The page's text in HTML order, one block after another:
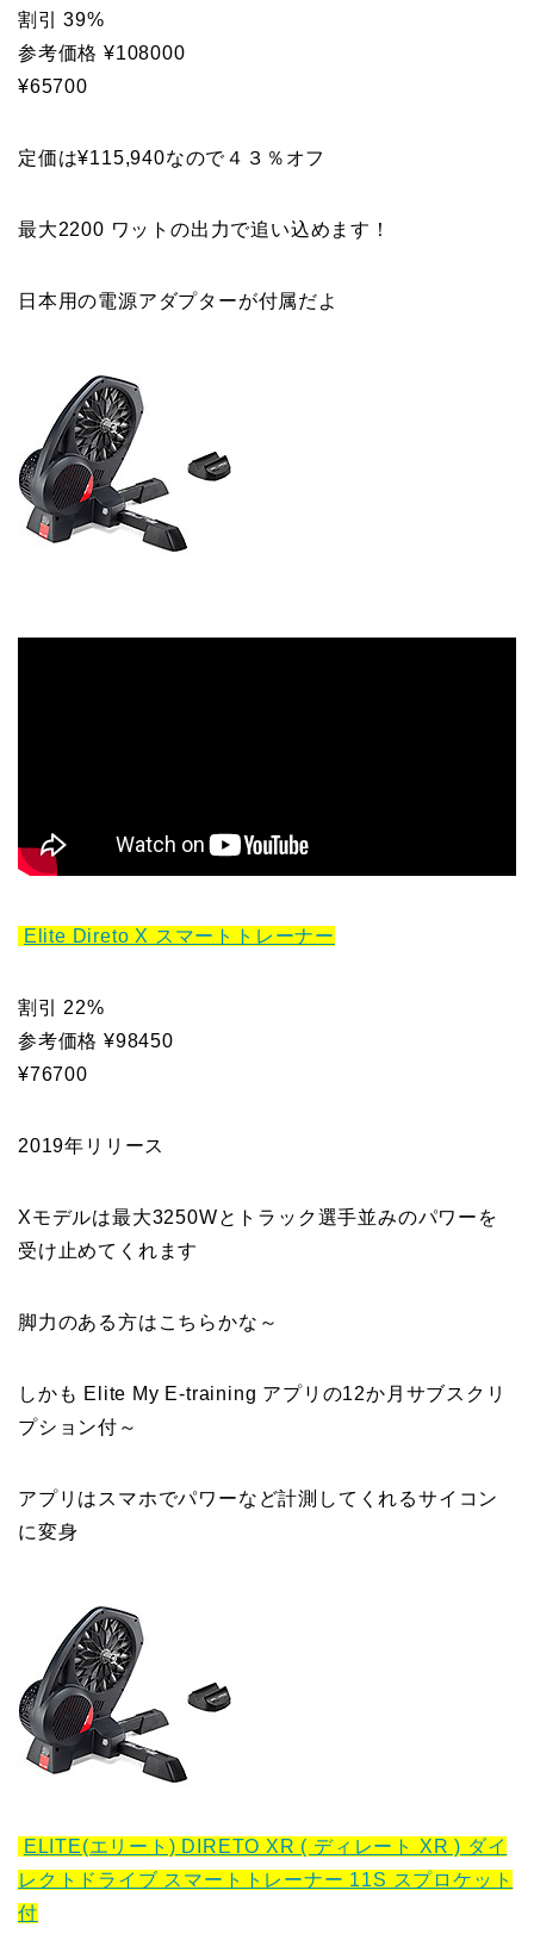
割引 39%
参考価格 ¥108000
¥65700
定価は¥115,940なので４３％オフ
最大2200 ワットの出力で追い込めます！
日本用の電源アダプターが付属だよ
Elite Direto X スマートトレーナー
割引 22%
参考価格 ¥98450
¥76700
2019年リリース
Xモデルは最大3250Wとトラック選手並みのパワーを
受け止めてくれます
脚力のある方はこちらかな～
しかも Elite My E-training アプリの12か月サブスクリ
プション付～
アプリはスマホでパワーなど計測してくれるサイコン
に変身
ELITE(エリート) DIRETO XR ( ディレート XR ) ダイ
レクトドライブ スマートトレーナー 11S スプロケット
付